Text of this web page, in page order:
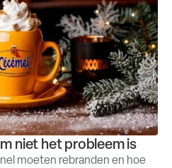
niet het probleem is
moeten rebranden en hoe